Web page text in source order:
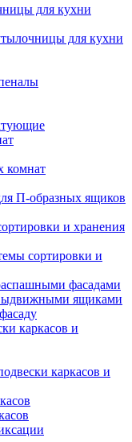
для кухни
для кухни
комнат
П-образных ящиков
и хранения
сортировки и
фасадами
ящиками
каркасов и
каркасов и